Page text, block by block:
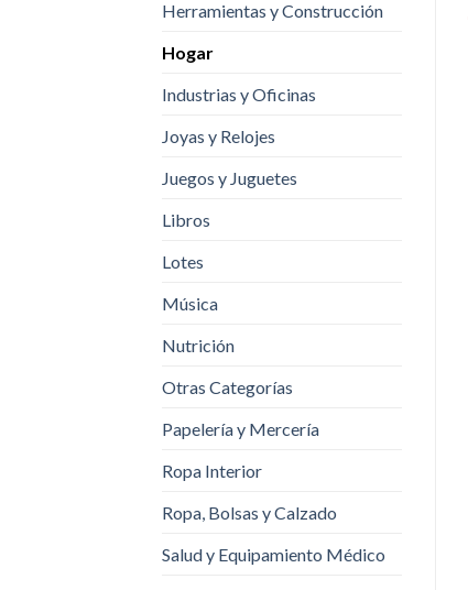
Herramientas y Construcción
Hogar
Industrias y Oficinas
Joyas y Relojes
Juegos y Juguetes
Libros
Lotes
Música
Nutrición
Otras Categorías
Papelería y Mercería
Ropa Interior
Ropa, Bolsas y Calzado
Salud y Equipamiento Médico